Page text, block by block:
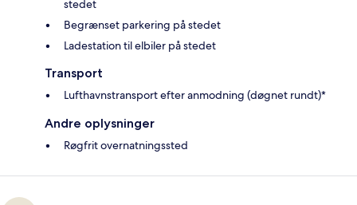
stedet
Begrænset parkering på stedet
Ladestation til elbiler på stedet
Transport
Lufthavnstransport efter anmodning (døgnet rundt)*
Andre oplysninger
Røgfrit overnatningssted